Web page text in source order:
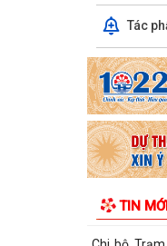
Tác
TIN
Quy trình
01-HD/TW
Trung tâm
giảng lớp
năm...
Thực hiện
trân...